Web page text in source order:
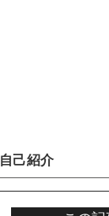
自己紹介